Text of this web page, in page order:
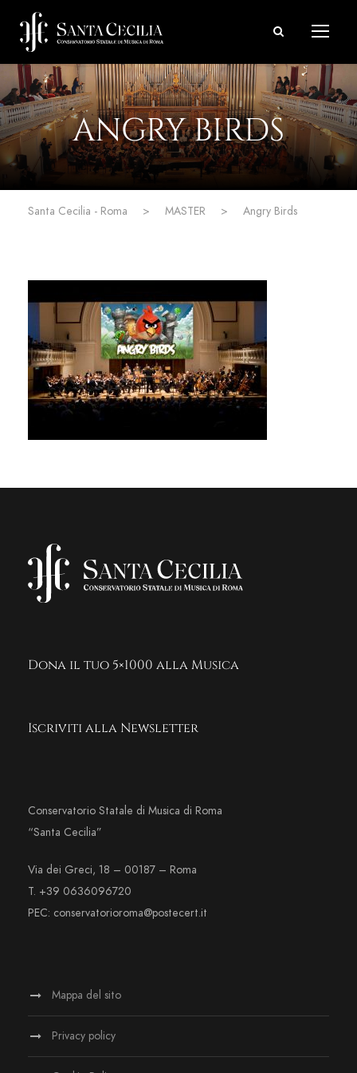
ANGRY BIRDS
Santa Cecilia - Roma > MASTER > Angry Birds
Dona il tuo 5×1000 alla Musica
Iscriviti alla Newsletter
Conservatorio Statale di Musica di Roma
“Santa Cecilia”
Via dei Greci, 18 – 00187 – Roma
T. +39 0636096720
PEC: conservatorioroma@postecert.it
Mappa del sito
Privacy policy